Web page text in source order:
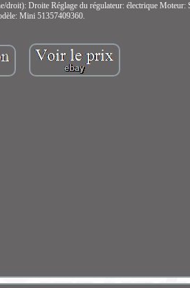
Droite Réglage du régulateur: électrique Moteur:
Mini 51357409360.